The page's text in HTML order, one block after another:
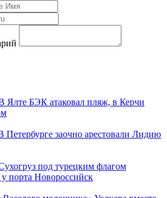
Ялте БЭК атаковал пляж, в Керчи
Петербурге заочно арестовали Лидию
под турецким флагом
порта Новороссийск